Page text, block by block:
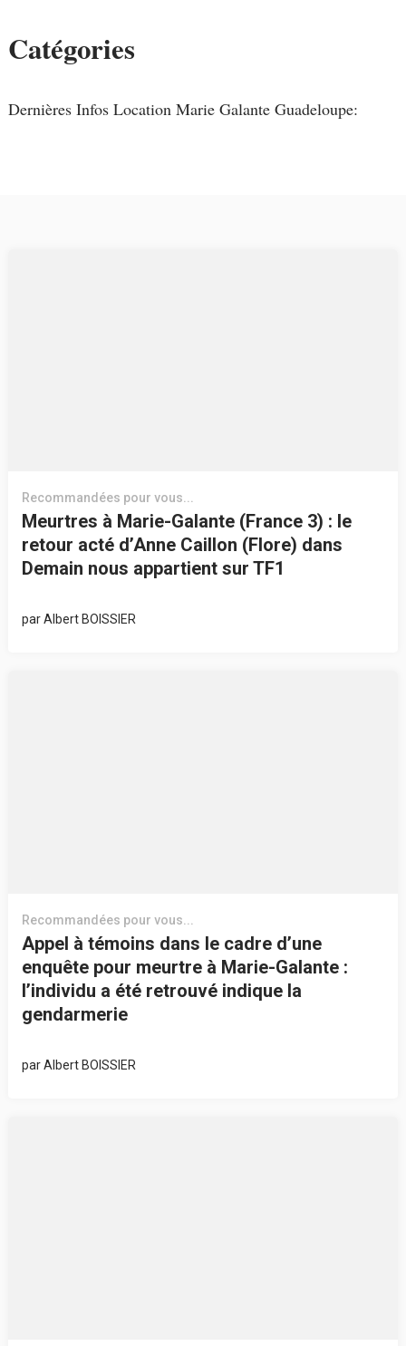
Catégories
Dernières Infos Location Marie Galante Guadeloupe:
Recommandées pour vous...
Meurtres à Marie-Galante (France 3) : le
retour acté d’Anne Caillon (Flore) dans
Demain nous appartient sur TF1
parAlbert BOISSIER
Recommandées pour vous...
Appel à témoins dans le cadre d’une
enquête pour meurtre à Marie-Galante :
l’individu a été retrouvé indique la
gendarmerie
parAlbert BOISSIER